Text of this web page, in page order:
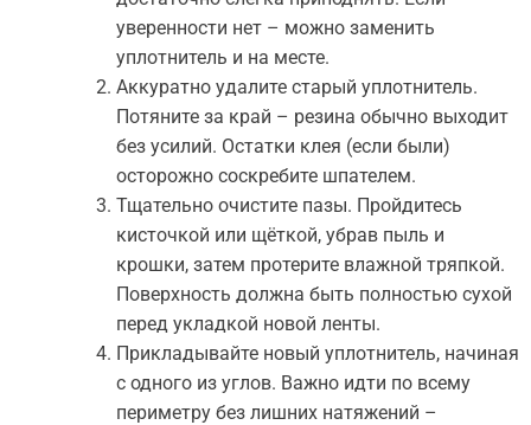
уверенности нет – можно заменить
уплотнитель и на месте.
Аккуратно удалите старый уплотнитель.
Потяните за край – резина обычно выходит
без усилий. Остатки клея (если были)
осторожно соскребите шпателем.
Тщательно очистите пазы. Пройдитесь
кисточкой или щёткой, убрав пыль и
крошки, затем протерите влажной тряпкой.
Поверхность должна быть полностью сухой
перед укладкой новой ленты.
Прикладывайте новый уплотнитель, начиная
с одного из углов. Важно идти по всему
периметру без лишних натяжений –